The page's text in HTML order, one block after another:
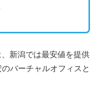
新潟では最安値を提供
バーチャルオフィスと